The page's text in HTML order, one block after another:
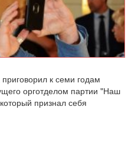
к семи годам
орготделом партии "Наш
признал себя